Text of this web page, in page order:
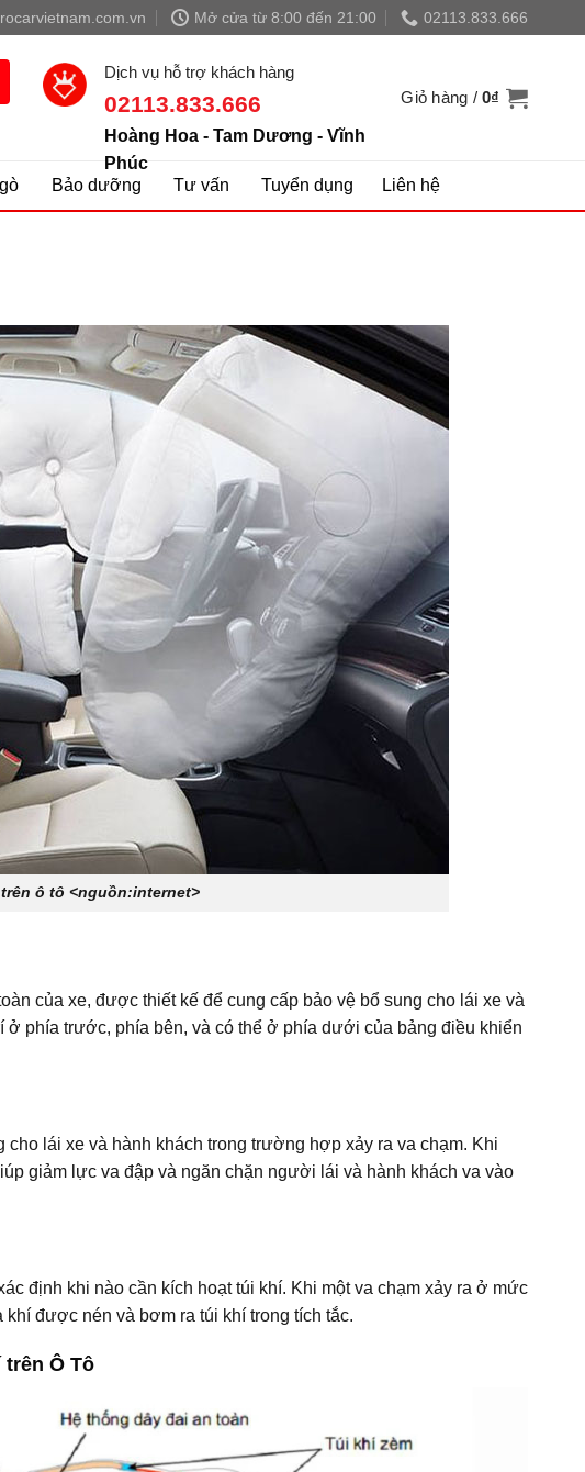
Mở cửa từ 8:00 đến 21:00 02113.833.666
Dịch vụ hỗ trợ khách hàng
02113.833.666
Hoàng Hoa - Tam Dương - Vĩnh
Phúc
Giỏ hàng /0₫
Bảo dưỡng Tư vấn Tuyển dụng Liên hệ
ô tô <nguồn:internet>
của xe, được thiết kế để cung cấp bảo vệ bổ sung cho lái xe và
phía trước, phía bên, và có thể ở phía dưới của bảng điều khiển
lái xe và hành khách trong trường hợp xảy ra va chạm. Khi
giảm lực va đập và ngăn chặn người lái và hành khách va vào
định khi nào cần kích hoạt túi khí. Khi một va chạm xảy ra ở mức
được nén và bơm ra túi khí trong tích tắc.
Ô Tô